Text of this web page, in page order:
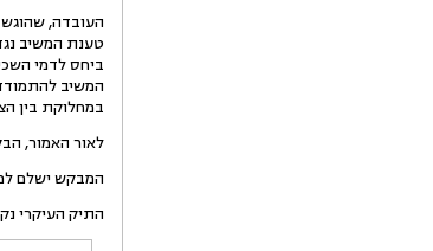
העובדה, שהוגש
טענת המשיב
ביחס לדמי
המשיב
במחלוקת בין
לאור האמור,
המבקש ישלם למשיב
התיק העיקרי נקבע בזאת